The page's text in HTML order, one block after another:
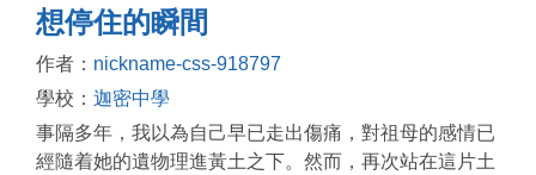
想停住的瞬間
作者： nickname-css-918797
學校： 迦密中學
事隔多年，我以為自己早已走出傷痛，對祖母的感情已
經隨着她的遺物理進黃土之下。然而，再次站在這片土